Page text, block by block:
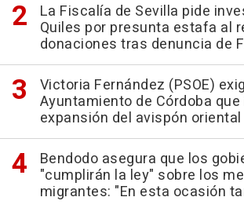
La Fiscalía de Sevilla pide
Quiles por presunta estafa al
donaciones tras denuncia de
Victoria Fernández (PSOE)
Ayuntamiento de Córdoba
expansión del avispón oriental
Bendodo asegura que los
"cumplirán la ley" sobre los
migrantes: "En esta ocasión